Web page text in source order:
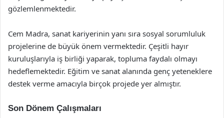
gözlemlenmektedir.
Cem Madra, sanat kariyerinin yanı sıra sosyal sorumluluk
projelerine de büyük önem vermektedir. Çeşitli hayır
kuruluşlarıyla iş birliği yaparak, topluma faydalı olmayı
hedeflemektedir. Eğitim ve sanat alanında genç yeteneklere
destek verme amacıyla birçok projede yer almıştır.
Son Dönem Çalışmaları